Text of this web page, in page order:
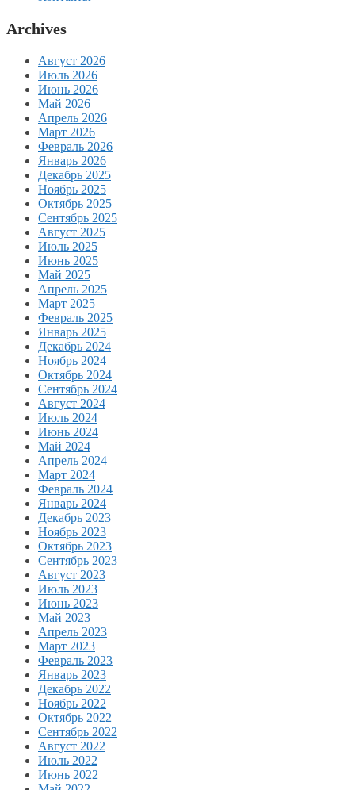
Archives
Август 2026
Июль 2026
Июнь 2026
Май 2026
Апрель 2026
Март 2026
Февраль 2026
Январь 2026
Декабрь 2025
Ноябрь 2025
Октябрь 2025
Сентябрь 2025
Август 2025
Июль 2025
Июнь 2025
Май 2025
Апрель 2025
Март 2025
Февраль 2025
Январь 2025
Декабрь 2024
Ноябрь 2024
Октябрь 2024
Сентябрь 2024
Август 2024
Июль 2024
Июнь 2024
Май 2024
Апрель 2024
Март 2024
Февраль 2024
Январь 2024
Декабрь 2023
Ноябрь 2023
Октябрь 2023
Сентябрь 2023
Август 2023
Июль 2023
Июнь 2023
Май 2023
Апрель 2023
Март 2023
Февраль 2023
Январь 2023
Декабрь 2022
Ноябрь 2022
Октябрь 2022
Сентябрь 2022
Август 2022
Июль 2022
Июнь 2022